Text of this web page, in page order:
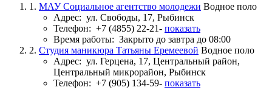
1. МАУ Социальное агентство молодежи Водное поло
Адрес: ул. Свободы, 17, Рыбинск
Телефон: +7 (4855) 22-21- показать
Время работы: Закрыто до завтра до 08:00
2. Студия маникюра Татьяны Еремеевой Водное поло
Адрес: ул. Герцена, 17, Центральный район,
Центральный микрорайон, Рыбинск
Телефон: +7 (905) 134-59- показать